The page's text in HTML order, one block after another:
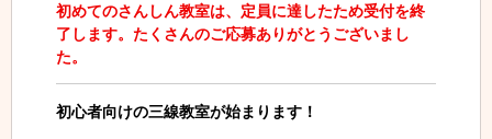
初めてのさんしん教室は、定員に達したため受付を終
了します。 たくさんのご応募ありがとうございまし
た。
初心者向けの三線教室が始まります！